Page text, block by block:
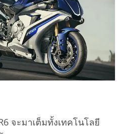
จะมาเต็มทั้งเทคโนโลยี